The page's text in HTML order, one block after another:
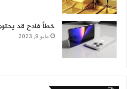
خطأ فادح قد
مايو 9, 2023